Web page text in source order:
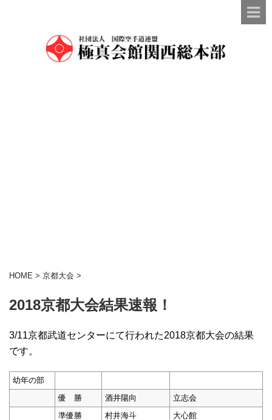
HOME > 京都大会 >
2018京都大会結果速報！
3/11京都武道センターにて行われた2018京都大会の結果
です。
幼年の部
優 勝
酒井陽向
立志会
準優勝
村井海斗
大心館